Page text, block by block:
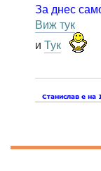
За днес
Виж тук
и Тук